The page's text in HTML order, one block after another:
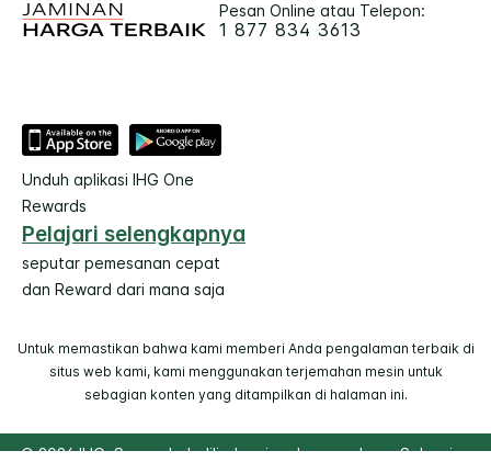
Pesan Online atau Telepon:
1 877 834 3613
Unduh aplikasi IHG One
Rewards
Pelajari selengkapnya
seputar pemesanan cepat
dan Reward dari mana saja
Untuk memastikan bahwa kami memberi Anda pengalaman terbaik di
situs web kami, kami menggunakan terjemahan mesin untuk
sebagian konten yang ditampilkan di halaman ini.
© 2026 IHG. Semua hak dilindungi undang-undang. Sebagian